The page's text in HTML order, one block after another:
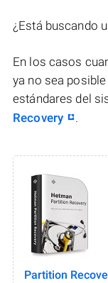
¿Está buscando
En los casos
ya no sea
estándares del
Recovery
.
Partition